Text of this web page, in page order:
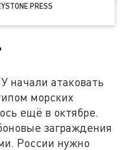
PRESS
начали атаковать
морских
ещё в октябре.
заграждения
России нужно